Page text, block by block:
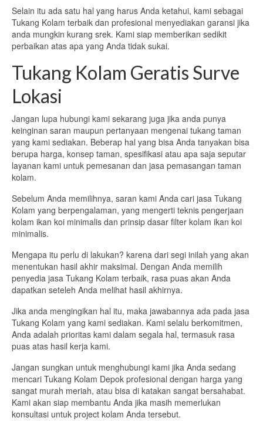
Selain itu ada satu hal yang harus Anda ketahui, kami sebagai
Tukang Kolam terbaik dan profesional menyediakan garansi jika
anda mungkin kurang srek. Kami siap memberikan sedikit
perbaikan atas apa yang Anda tidak sukai.
Tukang Kolam Geratis Surve
Lokasi
Jangan lupa hubungi kami sekarang juga jika anda punya
keinginan saran maupun pertanyaan mengenai tukang taman
yang kami sediakan. Beberap hal yang bisa Anda tanyakan bisa
berupa harga, konsep taman, spesifikasi atau apa saja seputar
layanan kami untuk pemesanan dan jasa pemasangan taman
kolam.
Sebelum Anda memilihnya, saran kami Anda cari jasa Tukang
Kolam yang berpengalaman, yang mengerti teknis pengerjaan
kolam ikan koi minimalis dan prinsip dasar filter kolam ikan koi
minimalis.
Mengapa itu perlu di lakukan? karena dari segi inilah yang akan
menentukan hasil akhir maksimal. Dengan Anda memilih
penyedia jasa Tukang Kolam terbaik, rasa puas akan Anda
dapatkan seteleh Anda melihat hasil akhirnya.
Jika anda mengingikan hal itu, maka jawabannya ada pada jasa
Tukang Kolam yang kami sediakan. Kami selalu berkomitmen,
Anda adalah prioritas kami dalam segala hal, termasuk rasa
puas atas hasil kerja kami.
Jangan sungkan untuk menghubungi kami jika Anda sedang
mencari Tukang Kolam Depok profesional dengan harga yang
sangat murah meriah, atau bisa di katakan sangat bersahabat.
Kami akan siap membantu Anda jika masih memerlukan
konsultasi untuk project kolam Anda tersebut.